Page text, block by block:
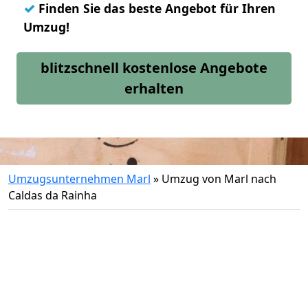
✓ Finden Sie das beste Angebot für Ihren
Umzug!
blitzschnell kostenlose Angebote
erhalten
Umzugsunternehmen Marl » Umzug von Marl nach
Caldas da Rainha